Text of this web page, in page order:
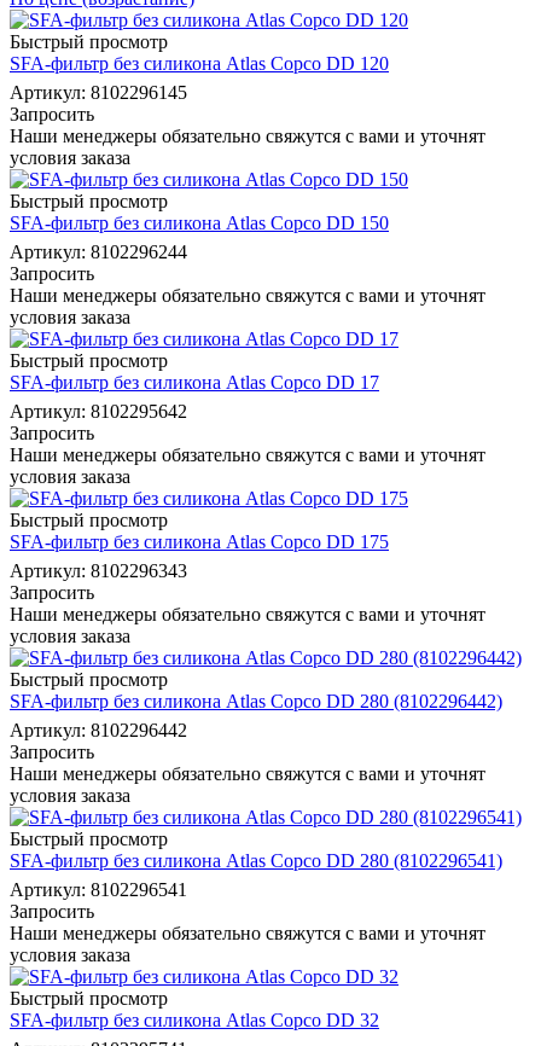
Быстрый просмотр
SFA-фильтр без силикона Atlas Copco DD 120
Артикул: 8102296145
Запросить
Наши менеджеры обязательно свяжутся с вами и уточнят
условия заказа
Быстрый просмотр
SFA-фильтр без силикона Atlas Copco DD 150
Артикул: 8102296244
Запросить
Наши менеджеры обязательно свяжутся с вами и уточнят
условия заказа
Быстрый просмотр
SFA-фильтр без силикона Atlas Copco DD 17
Артикул: 8102295642
Запросить
Наши менеджеры обязательно свяжутся с вами и уточнят
условия заказа
Быстрый просмотр
SFA-фильтр без силикона Atlas Copco DD 175
Артикул: 8102296343
Запросить
Наши менеджеры обязательно свяжутся с вами и уточнят
условия заказа
Быстрый просмотр
SFA-фильтр без силикона Atlas Copco DD 280 (8102296442)
Артикул: 8102296442
Запросить
Наши менеджеры обязательно свяжутся с вами и уточнят
условия заказа
Быстрый просмотр
SFA-фильтр без силикона Atlas Copco DD 280 (8102296541)
Артикул: 8102296541
Запросить
Наши менеджеры обязательно свяжутся с вами и уточнят
условия заказа
Быстрый просмотр
SFA-фильтр без силикона Atlas Copco DD 32